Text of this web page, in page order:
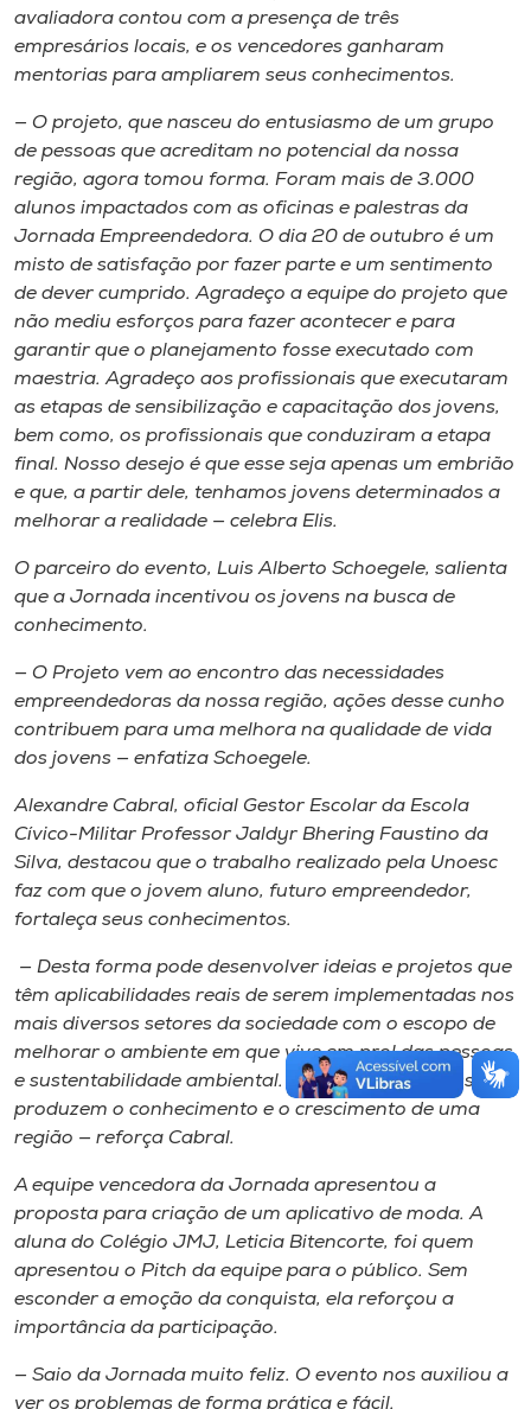
avaliadora contou com a presença de três
empresários locais, e os vencedores ganharam
mentorias para ampliarem seus conhecimentos.
— O projeto, que nasceu do entusiasmo de um grupo
de pessoas que acreditam no potencial da nossa
região, agora tomou forma. Foram mais de 3.000
alunos impactados com as oficinas e palestras da
Jornada Empreendedora. O dia 20 de outubro é um
misto de satisfação por fazer parte e um sentimento
de dever cumprido. Agradeço a equipe do projeto que
não mediu esforços para fazer acontecer e para
garantir que o planejamento fosse executado com
maestria. Agradeço aos profissionais que executaram
as etapas de sensibilização e capacitação dos jovens,
bem como, os profissionais que conduziram a etapa
final. Nosso desejo é que esse seja apenas um embrião
e que, a partir dele, tenhamos jovens determinados a
melhorar a realidade — celebra Elis.
O parceiro do evento, Luis Alberto Schoegele, salienta
que a Jornada incentivou os jovens na busca de
conhecimento.
— O Projeto vem ao encontro das necessidades
empreendedoras da nossa região, ações desse cunho
contribuem para uma melhora na qualidade de vida
dos jovens — enfatiza Schoegele.
Alexandre Cabral, oficial Gestor Escolar da Escola
Cívico-Militar Professor Jaldyr Bhering Faustino da
Silva, destacou que o trabalho realizado pela Unoesc
faz com que o jovem aluno, futuro empreendedor,
fortaleça seus conhecimentos.
— Desta forma pode desenvolver ideias e projetos que
têm aplicabilidades reais de serem implementadas nos
mais diversos setores da sociedade com o escopo de
melhorar o ambiente em que vive em prol das pessoas
e sustentabilidade ambiental. Atividades como essas
produzem o conhecimento e o crescimento de uma
região — reforça Cabral.
A equipe vencedora da Jornada apresentou a
proposta para criação de um aplicativo de moda. A
aluna do Colégio JMJ, Leticia Bitencorte, foi quem
apresentou o Pitch da equipe para o público. Sem
esconder a emoção da conquista, ela reforçou a
importância da participação.
— Saio da Jornada muito feliz. O evento nos auxiliou a
ver os problemas de forma prática e fácil.